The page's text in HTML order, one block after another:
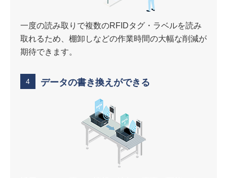
一度の読み取りで複数のRFIDタグ・ラベルを読み
取れるため、棚卸しなどの作業時間の大幅な削減が
期待できます。
4 データの書き換えができる